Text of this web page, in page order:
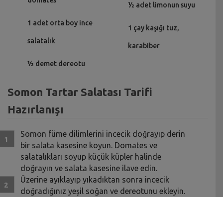
1 adet orta boy ince
salatalık
½ demet dereotu
½ adet limonun suyu
1 çay kaşığı tuz,
karabiber
Somon Tartar Salatası Tarifi
Hazırlanışı
Somon füme dilimlerini incecik doğrayıp derin
bir salata kasesine koyun. Domates ve
salatalıkları soyup küçük küpler halinde
doğrayın ve salata kasesine ilave edin.
Üzerine ayıklayıp yıkadıktan sonra incecik
doğradığınız yeşil soğan ve dereotunu ekleyin.